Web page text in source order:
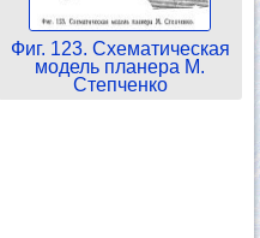
Фиг. 123. Схематическая
модель планера М.
Степченко